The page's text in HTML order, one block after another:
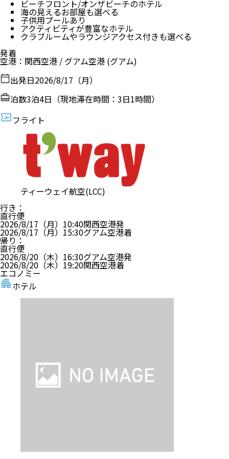
ビーチフロント/オンザビーチのホテル
海の見えるお部屋も選べる
子供用プールあり
アクティビティが豊富なホテル
クラブルームやラウンジアクセス付きも選べる
発着
空港 ： 関西空港 / グアム空港 (グアム)
出発日2026/8/17（月）
泊数3泊4日（現地滞在時間： 3日1時間）
フライト
ティーウェイ航空(LCC)
行き ：
直行便
2026/8/17（月） 10:40関西空港発
2026/8/17（月） 15:30グアム空港着
帰り ：
直行便
2026/8/20（木） 16:30グアム空港発
2026/8/20（木） 19:20関西空港着
エコノミー
ホテル